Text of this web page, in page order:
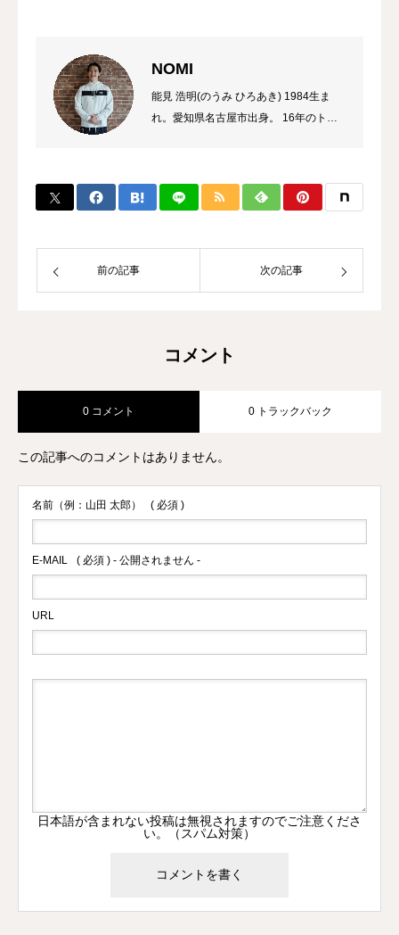
NOMI
能見 浩明(のうみ ひろあき) 1984生ま
れ。愛知県名古屋市出身。 16年のトレ
のプロ選手の試合経験などから初心者か
ら選手まで、高い指導力に定評があり、
キックボクシング界初のコンサルタント
として、ジム運営やトレーナー育成にも
力を入れている。
前の記事 次の記事
コメント
0 コメント 0 トラックバック
この記事へのコメントはありません。
名前（例：山田 太郎） ( 必須 )
E-MAIL ( 必須 ) - 公開されません -
URL
日本語が含まれない投稿は無視されますのでご注意くださ
い。（スパム対策）